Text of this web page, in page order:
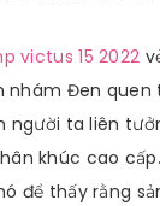
victus 15 2022
nhám Đen quen
người ta liên
khúc cao
để thấy rằng